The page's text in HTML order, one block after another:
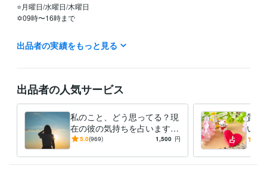
⭐️月曜日/水曜日/木曜日
✡09時〜16時まで
⭐️火曜日/金曜日
✡09時〜15時まで
土曜日
日曜日
祝日
（シングルマザーです(*'ω'*)
土日祝日は息子を優先するため、鑑定結果のお届けまで、お時間かかり
ます。ご了承ください☘️）
経験職種
出品者の実績をもっと見る
出品者の人気サービス
私のこと、どう思ってる？現
在の彼の気持ちを占います
透視タロット♡彼の気持ち♡
り？
5.0(969) 1,500 円
質問
い
な恋